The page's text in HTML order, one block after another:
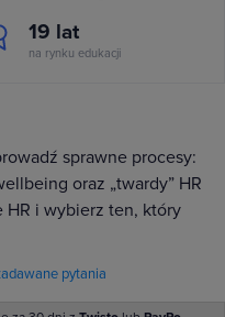
19 lat
na rynku edukacji
sprawne procesy:
oraz „twardy” HR
HR i wybierz ten, który
pytania